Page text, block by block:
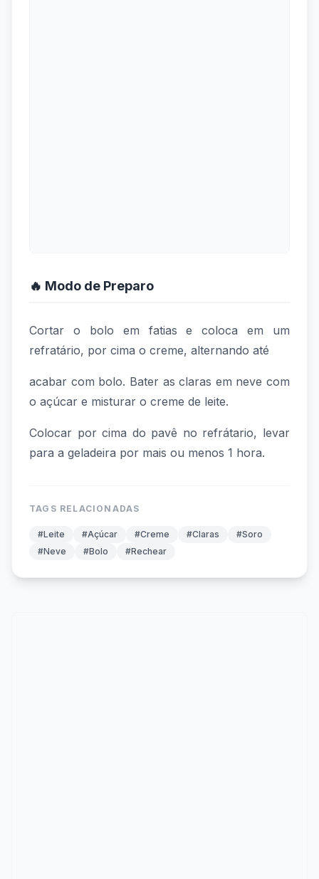
🔥 Modo de Preparo
Cortar o bolo em fatias e coloca em um
refratário, por cima o creme, alternando até
acabar com bolo. Bater as claras em neve com
o açúcar e misturar o creme de leite.
Colocar por cima do pavê no refrátario, levar
para a geladeira por mais ou menos 1 hora.
TAGS RELACIONADAS
#Leite #Açúcar #Creme #Claras
#Soro
#Neve
#Bolo #Rechear